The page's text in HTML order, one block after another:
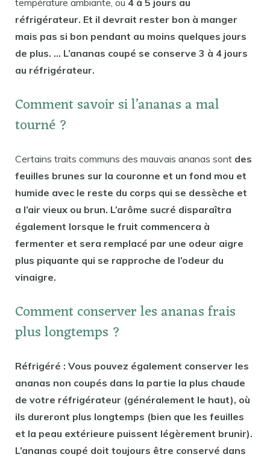
température ambiante, ou 4 à 5 jours au
réfrigérateur. Et il devrait rester bon à manger
mais pas si bon pendant au moins quelques jours
de plus. … L’ananas coupé se conserve 3 à 4 jours
au réfrigérateur.
Comment savoir si l’ananas a mal
tourné ?
Certains traits communs des mauvais ananas sont des
feuilles brunes sur la couronne et un fond mou et
humide avec le reste du corps qui se dessèche et
a l’air vieux ou brun. L’arôme sucré disparaîtra
également lorsque le fruit commencera à
fermenter et sera remplacé par une odeur aigre
plus piquante qui se rapproche de l’odeur du
vinaigre.
Comment conserver les ananas frais
plus longtemps ?
Réfrigéré : Vous pouvez également conserver les
ananas non coupés dans la partie la plus chaude
de votre réfrigérateur (généralement le haut), où
ils dureront plus longtemps (bien que les feuilles
et la peau extérieure puissent légèrement brunir).
L’ananas coupé doit toujours être conservé dans